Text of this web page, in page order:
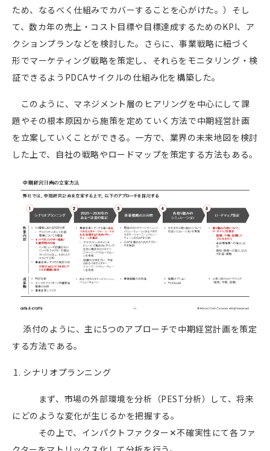
ため、なるべく仕組みでカバーすることを心がけた。）そし
て、数カ年の売上・コスト目標や目標達成するためのKPI、ア
クションプランなどを検討した。さらに、事業戦略に紐づく
形でマーケティング戦略を策定し、それらをモニタリング・検
証できるよう PDCAサイクルの仕組み化を構築した。
このように、マネジメント層のヒアリングを中心にして課
題やその根本原因から施策を定めていく方法で中期経営計画
を立案していくことができる。一方で、業界の未来地図を検討
した上で、自社の戦略やロードマップを策定する方法もある。
添付のように、主に5つのアプローチで中期経営計画を策定
する方法である。
シナリオプランニング
まず、市場の外部環境を分析（PEST分析）して、将来
にどのような変化が生じるかを把握する。
その上で、インパクトファクター✕不確実性にて各ファ